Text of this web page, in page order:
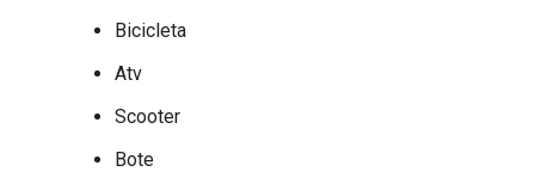
Bicicleta
Atv
Scooter
Bote